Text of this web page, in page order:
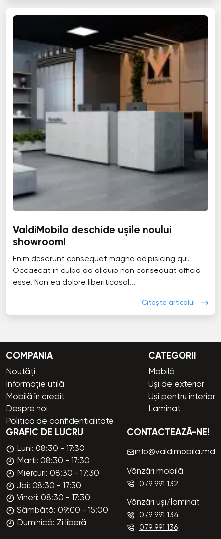
ValdiMobila deschide ușile noului
showroom!
Enim deserunt consequat magna adipisicing qui.
Occaecat in culpa ad aliquip non consequat officia
esse. Non ea dolore liberiticosal...
Citește articolul
COMPANIA
Noutăți
Informație utilă
Mobilă în credit
Despre noi
Politica de confidențialitate
CATEGORII
Mobilă
Uși de exterior
Uși pentru interior
Laminat
GRAFIC DE LUCRU
Luni: 08:30 - 17:30
Marti: 08:30 - 17:30
Miercuri: 08:30 - 17:30
Joi: 08:30 - 17:30
Vineri: 08:30 - 17:30
Sâmbătă: 09:00 - 15:00
Duminică: Zi liberă
CONTACTEAZĂ-NE!
info@valdimobila.md
Vânzări mobilă
079 991 132
Vânzări uși/laminat
079 991 134
079 991 136